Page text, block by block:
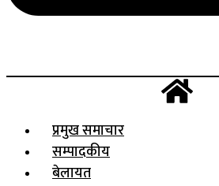
प्रमुख समाचार
सम्पादकीय
बेलायत